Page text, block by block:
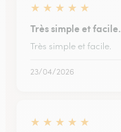
★ ★ ★ ★ ★
Très simple et facile.
Très simple et facile.
23/04/2026
★ ★ ★ ★ ★